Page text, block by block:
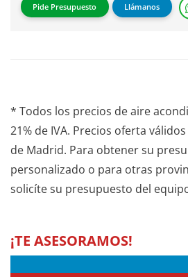
Pide Presupuesto Llámanos
* Todos los precios de aire
21% de IVA. Precios oferta
de Madrid. Para obtener su
personalizado o para otras
solicíte su presupuesto del
¡TE ASESORAMOS!